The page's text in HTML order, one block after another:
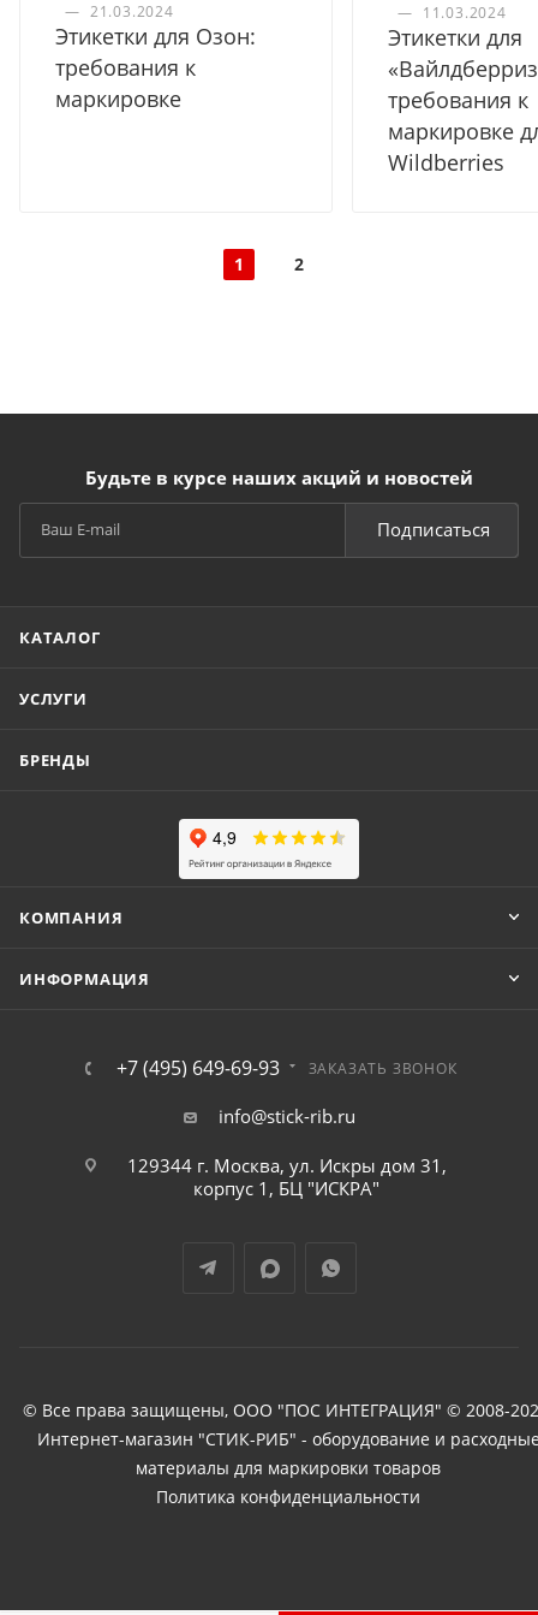
— 21.03.2024
Этикетки для Озон:
требования к
маркировке
— 11.03.2024
Этикетки для
требования к
маркировке
Wildberries
1 2
Будьте в курсе наших акций и новостей
Подписаться
КАТАЛОГ
УСЛУГИ
БРЕНДЫ
КОМПАНИЯ
ИНФОРМАЦИЯ
+7 (495) 649-69-93 ЗАКАЗАТЬ ЗВОНОК
info@stick-rib.ru
129344 г. Москва, ул. Искры дом 31,
корпус 1, БЦ "ИСКРА"
© Все права защищены, ООО "ПОС ИНТЕГРАЦИЯ" © 2008-
Интернет-магазин "СТИК-РИБ" - оборудование и
материалы для маркировки товаров
Политика конфиденциальности